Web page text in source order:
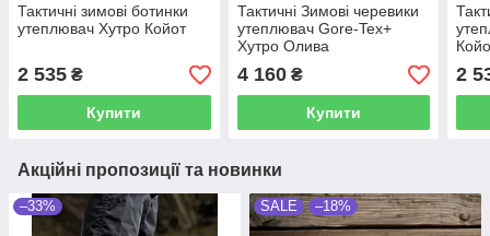
Тактичні зимові ботинки
утеплювач Хутро Койот
2 535 ₴
Купити
Тактичні Зимові черевики
утеплювач Gore-Tex+
Хутро Олива
4 160₴
Купити
2
Акційні пропозиції та новинки
–33% SALE –18%